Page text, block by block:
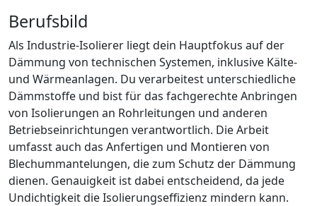
Berufsbild
Als Industrie-Isolierer liegt dein Hauptfokus auf der
Dämmung von technischen Systemen, inklusive Kälte-
und Wärmeanlagen. Du verarbeitest unterschiedliche
Dämmstoffe und bist für das fachgerechte Anbringen
von Isolierungen an Rohrleitungen und anderen
Betriebseinrichtungen verantwortlich. Die Arbeit
umfasst auch das Anfertigen und Montieren von
Blechummantelungen, die zum Schutz der Dämmung
dienen. Genauigkeit ist dabei entscheidend, da jede
Undichtigkeit die Isolierungseffizienz mindern kann.